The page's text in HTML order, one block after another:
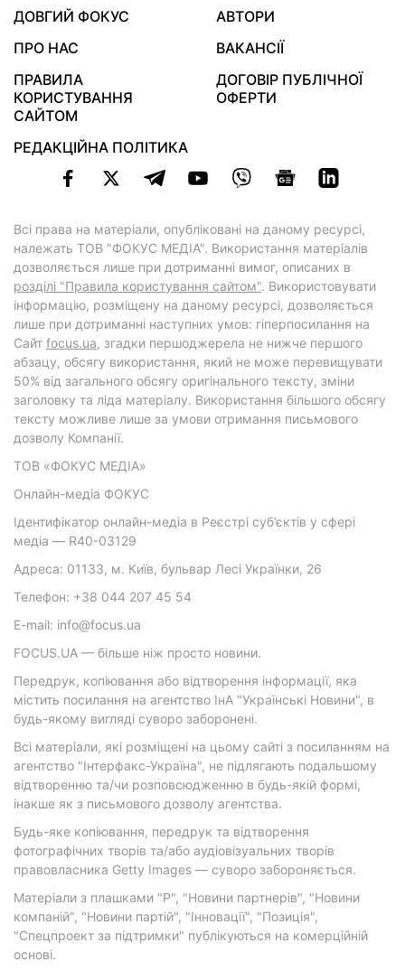
ДОВГИЙ ФОКУС
АВТОРИ
ПРО НАС
ВАКАНСІЇ
ПРАВИЛА
КОРИСТУВАННЯ
САЙТОМ
ДОГОВІР ПУБЛІЧНОЇ
ОФЕРТИ
РЕДАКЦІЙНА ПОЛІТИКА
Всі права на матеріали, опубліковані на даному ресурсі,
належать ТОВ "ФОКУС МЕДІА". Використання матеріалів
дозволяється лише при дотриманні вимог, описаних в
розділі "Правила користування сайтом". Використовувати
інформацію, розміщену на даному ресурсі, дозволяється
лише при дотриманні наступних умов: гіперпосилання на
Cайт focus.ua, згадки першоджерела не нижче першого
абзацу, обсягу використання, який не може перевищувати
50% від загального обсягу оригінального тексту, зміни
заголовку та ліда матеріалу. Використання більшого обсягу
тексту можливе лише за умови отримання письмового
дозволу Компанії.
ТОВ «ФОКУС МЕДІА»
Онлайн-медіа ФОКУС
Ідентифікатор онлайн-медіа в Реєстрі суб’єктів у сфері
медіа — R40-03129
Адреса: 01133, м. Київ, бульвар Лесі Українки, 26
Телефон: +38 044 207 45 54
E-mail: info@focus.ua
FOCUS.UA — більше ніж просто новини.
Передрук, копіювання або відтворення інформації, яка
містить посилання на агентство ІнА "Українські Новини", в
будь-якому вигляді суворо заборонені.
Всі матеріали, які розміщені на цьому сайті з посиланням на
агентство "Інтерфакс-Україна", не підлягають подальшому
відтворенню та/чи розповсюдженню в будь-якій формі,
інакше як з письмового дозволу агентства.
Будь-яке копіювання, передрук та відтворення
фотографічних творів та/або аудіовізуальних творів
правовласника Getty Images — суворо забороняється.
Матеріали з плашками "Р", "Новини партнерів", "Новини
компаній", "Новини партій", "Інновації", "Позиція",
"Спецпроект за підтримки" публікуються на комерційній
основі.